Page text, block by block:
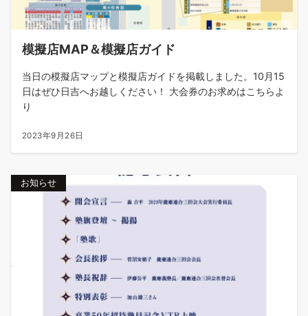
模擬店MAP＆模擬店ガイド
当日の模擬店マップと模擬店ガイドを掲載しました。10月15
日はぜひ日吉へお越しください！ 大会券のお求めはこちらよ
り
2023年9月26日
お知らせ